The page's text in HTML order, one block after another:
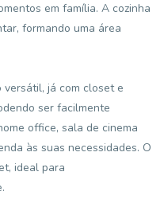
em família. A cozinha
formando uma área
versátil, já com closet e
ser facilmente
office, sala de cinema
às suas necessidades. O
ideal para